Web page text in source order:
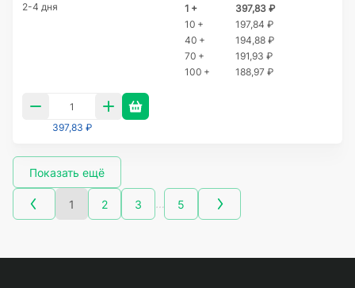
2-4 дня 1 +
397,83 ₽
10 +
197,84 ₽
40 +
194,88 ₽
70 +
191,93 ₽
100 +
188,97 ₽
397,83 ₽
Показать ещё
1 2 3 … 5